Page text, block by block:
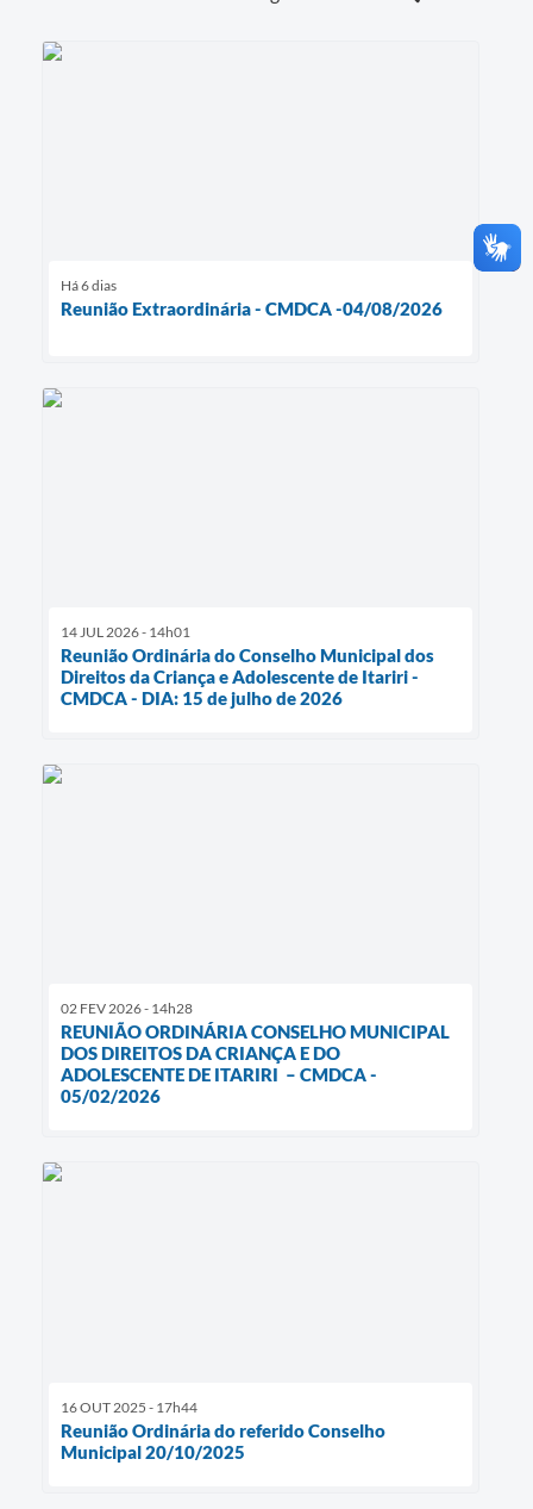
Há 6 dias
Reunião Extraordinária - CMDCA -04/08/2026
14 JUL 2026 - 14h01
Reunião Ordinária do Conselho Municipal dos
Direitos da Criança e Adolescente de Itariri -
CMDCA - DIA: 15 de julho de 2026
02 FEV 2026 - 14h28
REUNIÃO ORDINÁRIA CONSELHO MUNICIPAL
DOS DIREITOS DA CRIANÇA E DO
ADOLESCENTE DE ITARIRI – CMDCA -
05/02/2026
16 OUT 2025 - 17h44
Reunião Ordinária do referido Conselho
Municipal 20/10/2025